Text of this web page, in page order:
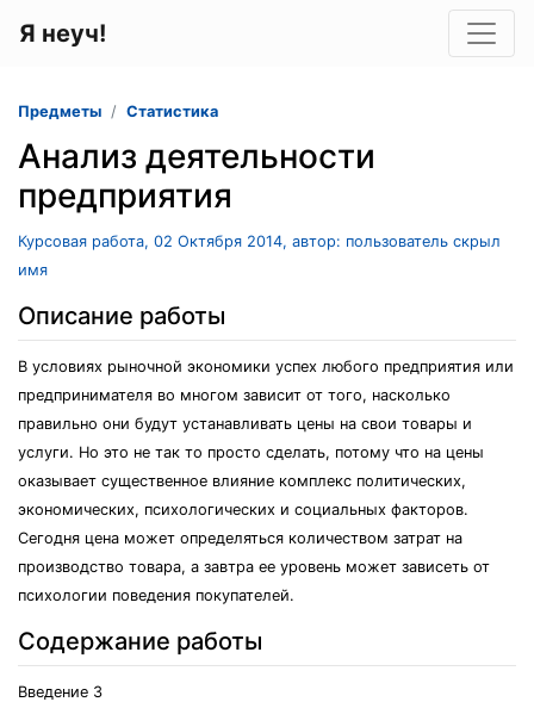
Я неуч!
Предметы Статистика
Анализ деятельности
предприятия
Курсовая работа, 02 Октября 2014, автор: пользователь скрыл
имя
Описание работы
В условиях рыночной экономики успех любого предприятия или
предпринимателя во многом зависит от того, насколько
правильно они будут устанавливать цены на свои товары и
услуги. Но это не так то просто сделать, потому что на цены
оказывает существенное влияние комплекс политических,
экономических, психологических и социальных факторов.
Сегодня цена может определяться количеством затрат на
производство товара, а завтра ее уровень может зависеть от
психологии поведения покупателей.
Содержание работы
Введение 3